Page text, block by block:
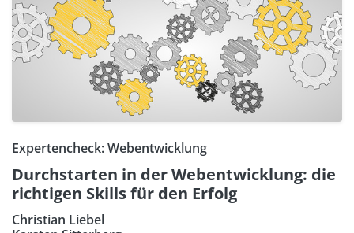
Expertencheck: Webentwicklung
Durchstarten in der Webentwicklung: die
richtigen Skills für den Erfolg
Christian Liebel